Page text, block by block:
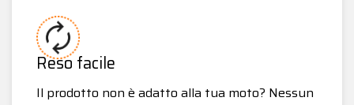
Reso facile
Il prodotto non è adatto alla tua moto? Nessun